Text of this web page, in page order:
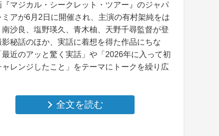
マジカル・シークレット・ツアー』のジャパ
ミアが6月2日に開催され、主演の有村架純をは
南沙良、塩野瑛久、青木柚、天野千尋監督が登
影秘話のほか、実話に着想を得た作品にちな
最近のアッと驚く実話」や「2026年に入って初
ャレンジしたこと」をテーマにトークを繰り広
全文を読む